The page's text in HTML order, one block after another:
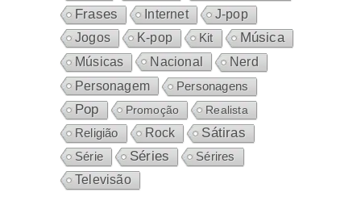
Frases Internet
J-pop
Jogos
K-pop Kit Música
Músicas Nacional Nerd
Personagem Personagens
Pop Promoção
Realista
Religião
Rock Sátiras
Série Séries
Sérires
Televisão